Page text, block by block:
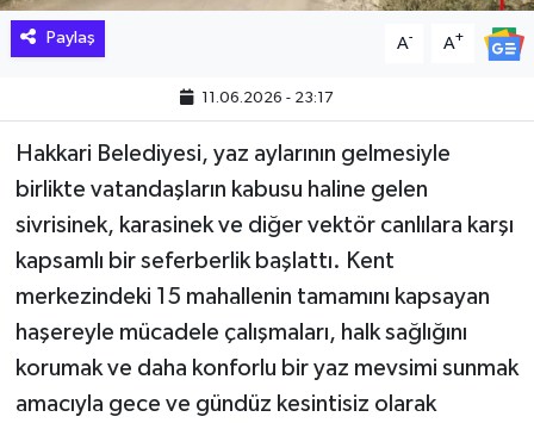
Paylaş A- A+
11.06.2026 - 23:17
Hakkari Belediyesi, yaz aylarının gelmesiyle
birlikte vatandaşların kabusu haline gelen
sivrisinek, karasinek ve diğer vektör canlılara karşı
kapsamlı bir seferberlik başlattı. Kent
merkezindeki 15 mahallenin tamamını kapsayan
haşereyle mücadele çalışmaları, halk sağlığını
korumak ve daha konforlu bir yaz mevsimi sunmak
amacıyla gece ve gündüz kesintisiz olarak
MAGAZİN
POLİTİKA
SAĞLIK
SİYASET
SPOR